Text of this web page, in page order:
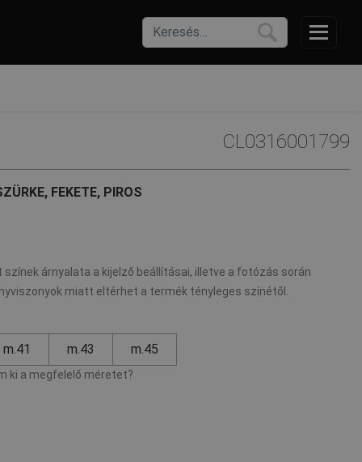
CL0316001799
FEKETE, PIROS
árnyalata a kijelző beállításai, illetve a fotózás során
miatt eltérhet a termék tényleges színétől.
m.41 m.43 m.45
ki a megfelelő méretet?